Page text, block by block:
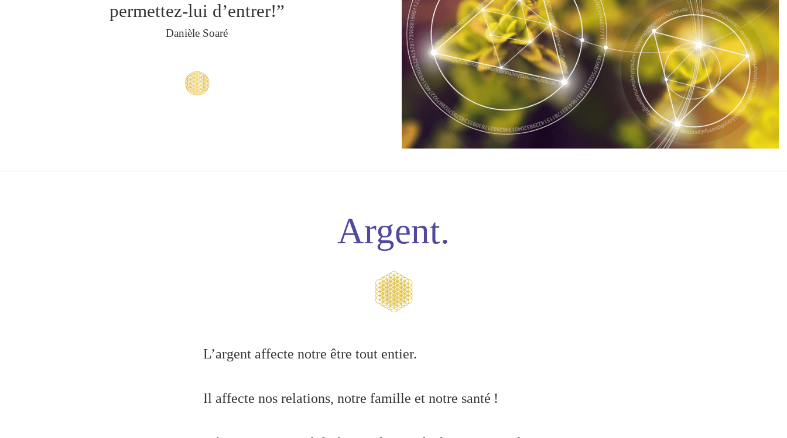
permettez-lui d’entrer!”
Danièle Soaré
Argent.
L’argent affecte notre être tout entier.
Il affecte nos relations, notre famille et notre santé !